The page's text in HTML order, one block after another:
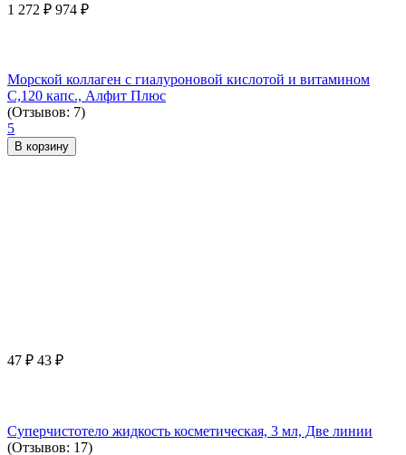
1 272 ₽ 974 ₽
Морской коллаген с гиалуроновой кислотой и витамином
С,120 капс., Алфит Плюс
(Отзывов: 7)
5
В корзину
47 ₽ 43 ₽
Суперчистотело жидкость косметическая, 3 мл, Две линии
(Отзывов: 17)